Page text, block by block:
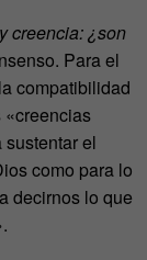
creencia: ¿son
Para el
la compatibilidad
«creencias
el
como para lo
decirnos lo que